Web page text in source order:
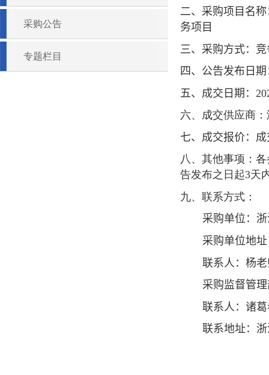
采购公告
专题栏目
二、采购项目名
务项目
三、采购方式：
四、公告发布日期
五、成交日期：
六、成交供应商
七、成交报价：
八、其他事项：
告发布之日起3天
九、联系方式：
采购单位：
采购单位地
联系人：杨
采购监督管
联系人：诸
联系地址：